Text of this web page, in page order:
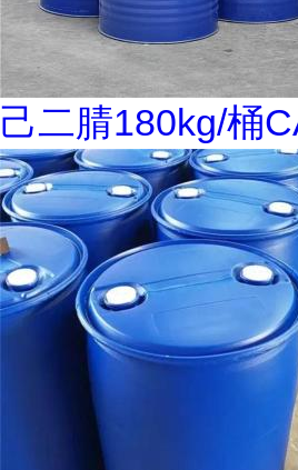
己二腈180kg/桶